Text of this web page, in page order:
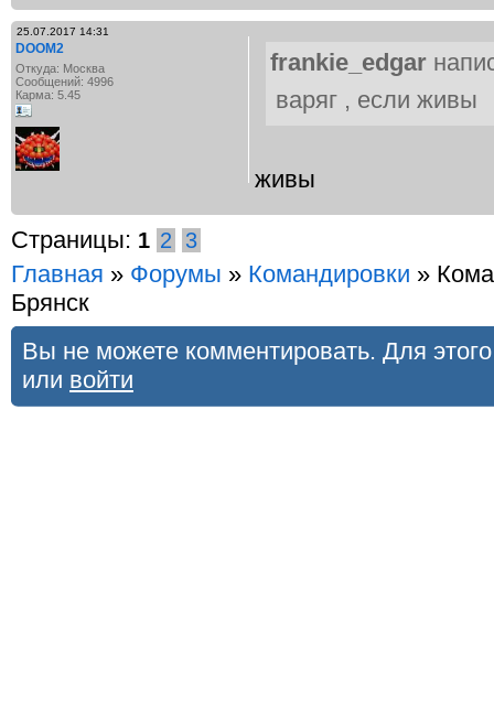
25.07.2017 14:31
DOOM2
Откуда: Москва
Сообщений: 4996
Карма: 5.45
frankie_edgar
варяг , если живы
живы
Страницы: 1 2 3
Главная » Форумы » Командировки »
Брянск
Вы не можете комментировать. Для
или войти